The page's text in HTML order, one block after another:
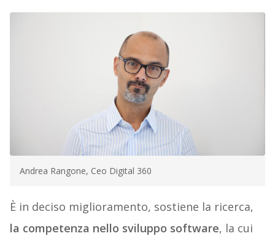
Andrea Rangone, Ceo Digital 360
È in deciso miglioramento, sostiene la ricerca,
la competenza nello sviluppo software, la cui